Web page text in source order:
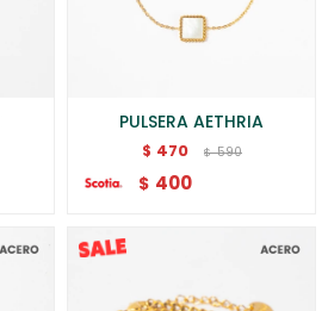
PULSERA AETHRIA
$ 470 $ 590
$ 400